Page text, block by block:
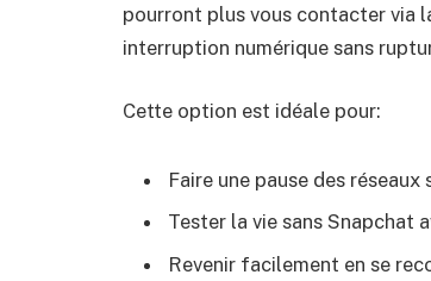
pourront plus vous contacter via
interruption numérique sans
Cette option est idéale pour:
Faire une pause des
Tester la vie sans Snapchat
Revenir facilement en se